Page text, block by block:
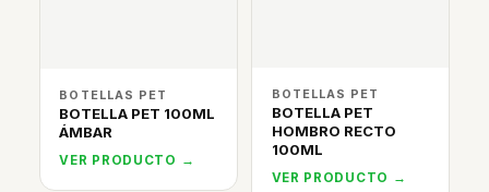
BOTELLAS PET
BOTELLA PET 100ML
ÁMBAR
VER PRODUCTO →
BOTELLAS PET
BOTELLA PET
HOMBRO RECTO
100ML
VER PRODUCTO →